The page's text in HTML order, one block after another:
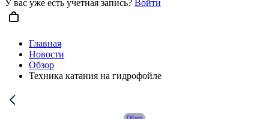
У вас уже есть учетная запись? Войти
Главная
Новости
Обзор
Техника катания на гидрофойле
Обзор